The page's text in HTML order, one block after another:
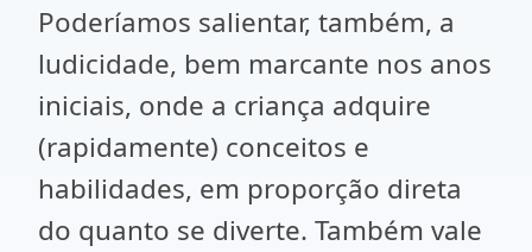
Poderíamos salientar, também, a
ludicidade, bem marcante nos anos
iniciais, onde a criança adquire
(rapidamente) conceitos e
habilidades, em proporção direta
do quanto se diverte. Também vale